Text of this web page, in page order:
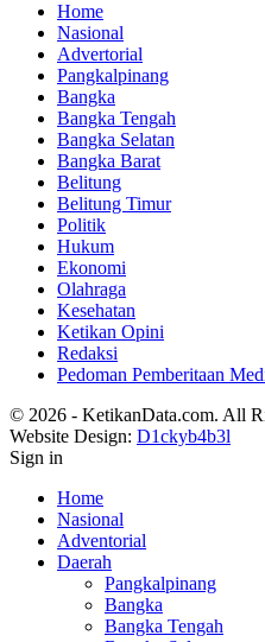
Home
Nasional
Advertorial
Pangkalpinang
Bangka
Bangka Tengah
Bangka Selatan
Bangka Barat
Belitung
Belitung Timur
Politik
Hukum
Ekonomi
Olahraga
Kesehatan
Ketikan Opini
Redaksi
Pedoman Pemberitaan
© 2026 - KetikanData.com. All
Website Design: D1ckyb4b3l
Sign in
Home
Nasional
Adventorial
Daerah
Pangkalpinang
Bangka
Bangka Tengah